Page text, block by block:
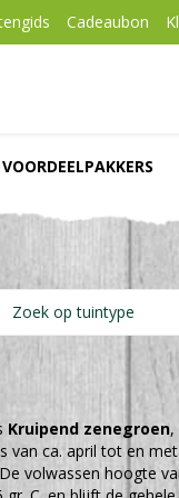
Cadeaubon
VOORDEELPAKKERS
Zoek op tuintype
Kruipend zenegroen,
van ca. april tot en
volwassen hoogte